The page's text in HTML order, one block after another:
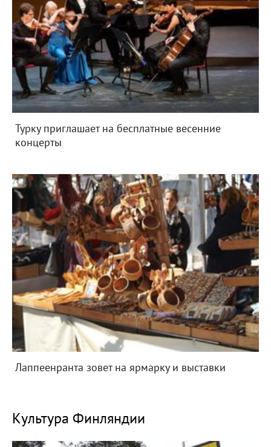
Турку приглашает на бесплатные весенние
концерты
Лаппеенранта зовет на ярмарку и выставки
Культура Финляндии